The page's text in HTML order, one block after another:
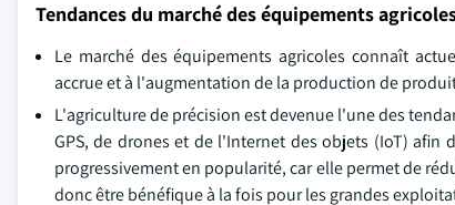
Tendances du marché des équipements
Le marché des équipements agricoles connaît
accrue et à l'augmentation de la production de
L'agriculture de précision est devenue l'une des
GPS, de drones et de l'Internet des objets (IoT)
progressivement en popularité, car elle permet de
donc être bénéfique à la fois pour les grandes